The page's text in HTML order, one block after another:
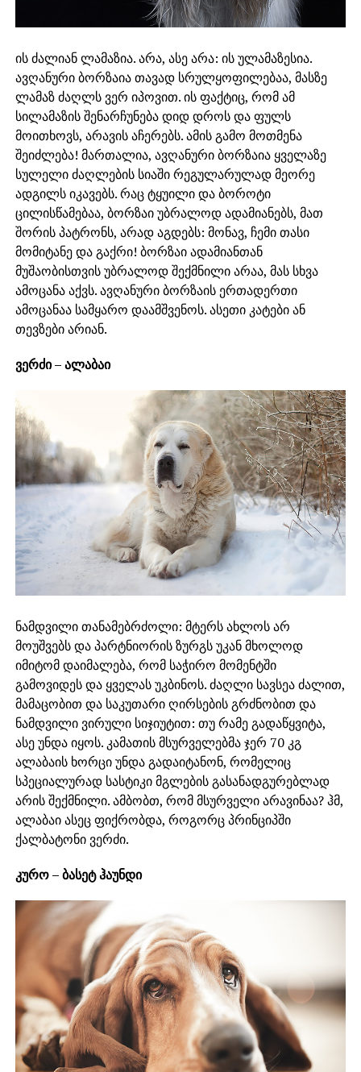
ის ძალიან ლამაზია. არა, ასე არა: ის ულამაზესია.
ავღანური ბორზაია თავად სრულყოფილებაა, მასზე
ლამაზ ძაღლს ვერ იპოვით. ის ფაქტიც, რომ ამ
სილამაზის შენარჩუნება დიდ დროს და ფულს
მოითხოვს, არავის აჩერებს. ამის გამო მოთმენა
შეიძლება! მართალია, ავღანური ბორზაია ყველაზე
სულელი ძაღლების სიაში რეგულარულად მეორე
ადგილს იკავებს. რაც ტყუილი და ბოროტი
ცილისწამებაა, ბორზაი უბრალოდ ადამიანებს, მათ
შორის პატრონს, არად აგდებს: მონავ, ჩემი თასი
მომიტანე და გაქრი! ბორზაი ადამიანთან
მუშაობისთვის უბრალოდ შექმნილი არაა, მას სხვა
ამოცანა აქვს. ავღანური ბორზაის ერთადერთი
ამოცანაა სამყარო დაამშვენოს. ასეთი კატები ან
თევზები არიან.
ვერძი – ალაბაი
ნამდვილი თანამებრძოლი: მტერს ახლოს არ
მოუშვებს და პარტნიორის ზურგს უკან მხოლოდ
იმიტომ დაიმალება, რომ საჭირო მომენტში
გამოვიდეს და ყველას უკბინოს. ძაღლი სავსეა ძალით,
მამაცობით და საკუთარი ღირსების გრძნობით და
ნამდვილი ვირული სიჯიუტით: თუ რამე გადაწყვიტა,
ასე უნდა იყოს. კამათის მსურველებმა ჯერ 70 კგ
ალაბაის ხორცი უნდა გადაიტანონ, რომელიც
სპეციალურად სასტიკი მგლების გასანადგურებლად
არის შექმნილი. ამბობთ, რომ მსურველი არავინაა? ჰმ,
ალაბაი ასეც ფიქრობდა, როგორც პრინციპში
ქალბატონი ვერძი.
კურო – ბასეტ ჰაუნდი